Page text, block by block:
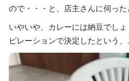
ので・・・と、店主さんに伺った
いやいや、カレーには納豆でし
ピレーションで決定したという、